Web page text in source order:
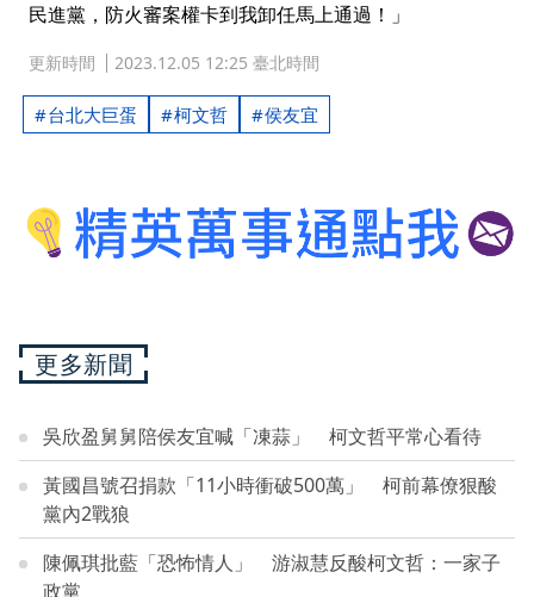
民進黨，防火審案權卡到我卸任馬上通過！」
更新時間 2023.12.05 12:25 臺北時間
台北大巨蛋 柯文哲 侯友宜
更多新聞
吳欣盈舅舅陪侯友宜喊「凍蒜」 柯文哲平常心看待
黃國昌號召捐款「11小時衝破500萬」 柯前幕僚狠酸
黨內2戰狼
陳佩琪批藍「恐怖情人」 游淑慧反酸柯文哲：一家子
政黨